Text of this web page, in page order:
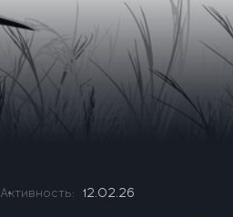
Активность 12.02.26